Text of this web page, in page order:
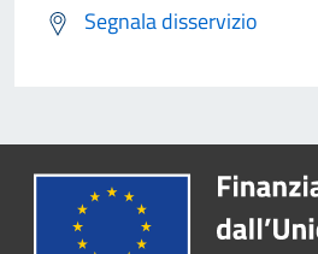
Segnala disservizio